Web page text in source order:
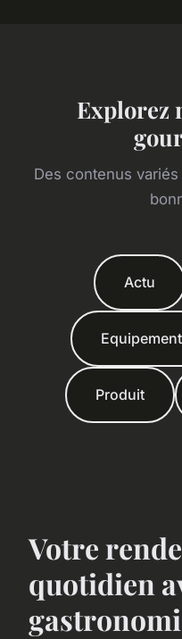
Explorez
Des contenus
Actu
Equipement
Produit
Votre
quotidien